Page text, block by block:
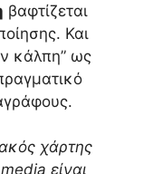
βαφτίζεται
Και
κάλπη” ως
χάρτης
είναι